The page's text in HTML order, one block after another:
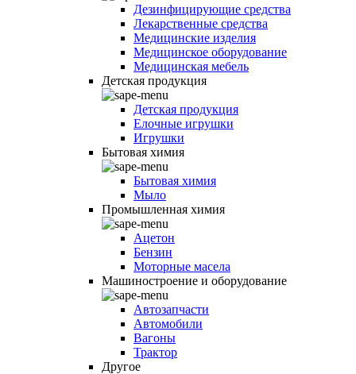
Дезинфицирующие средства
Лекарственные средства
Медицинские изделия
Медицинское оборудование
Медицинская мебель
Детская продукция
Детская продукция
Елочные игрушки
Игрушки
Бытовая химия
Бытовая химия
Мыло
Промышленная химия
Ацетон
Бензин
Моторные масела
Машиностроение и оборудование
Автозапчасти
Автомобили
Вагоны
Трактор
Другое